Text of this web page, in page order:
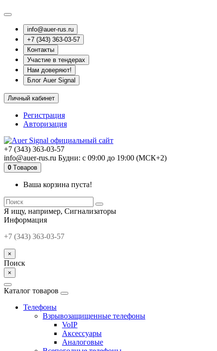
info@auer-rus.ru
+7 (343) 363-03-57
Контакты
Участие в тендерах
Нам доверяют!
Блог Auer Signal
Личный кабинет
Регистрация
Авторизация
+7 (343) 363-03-57
info@auer-rus.ru Будни: с 09:00 до 19:00 (МСК+2)
0 Tоваров
Ваша корзина пуста!
Я ищу, например, Сигнализаторы
Информация
+7 (343) 363-03-57
×
Поиск
×
Каталог товаров
Телефоны
Взрывозащищенные телефоны
VoIP
Аксессуары
Аналоговые